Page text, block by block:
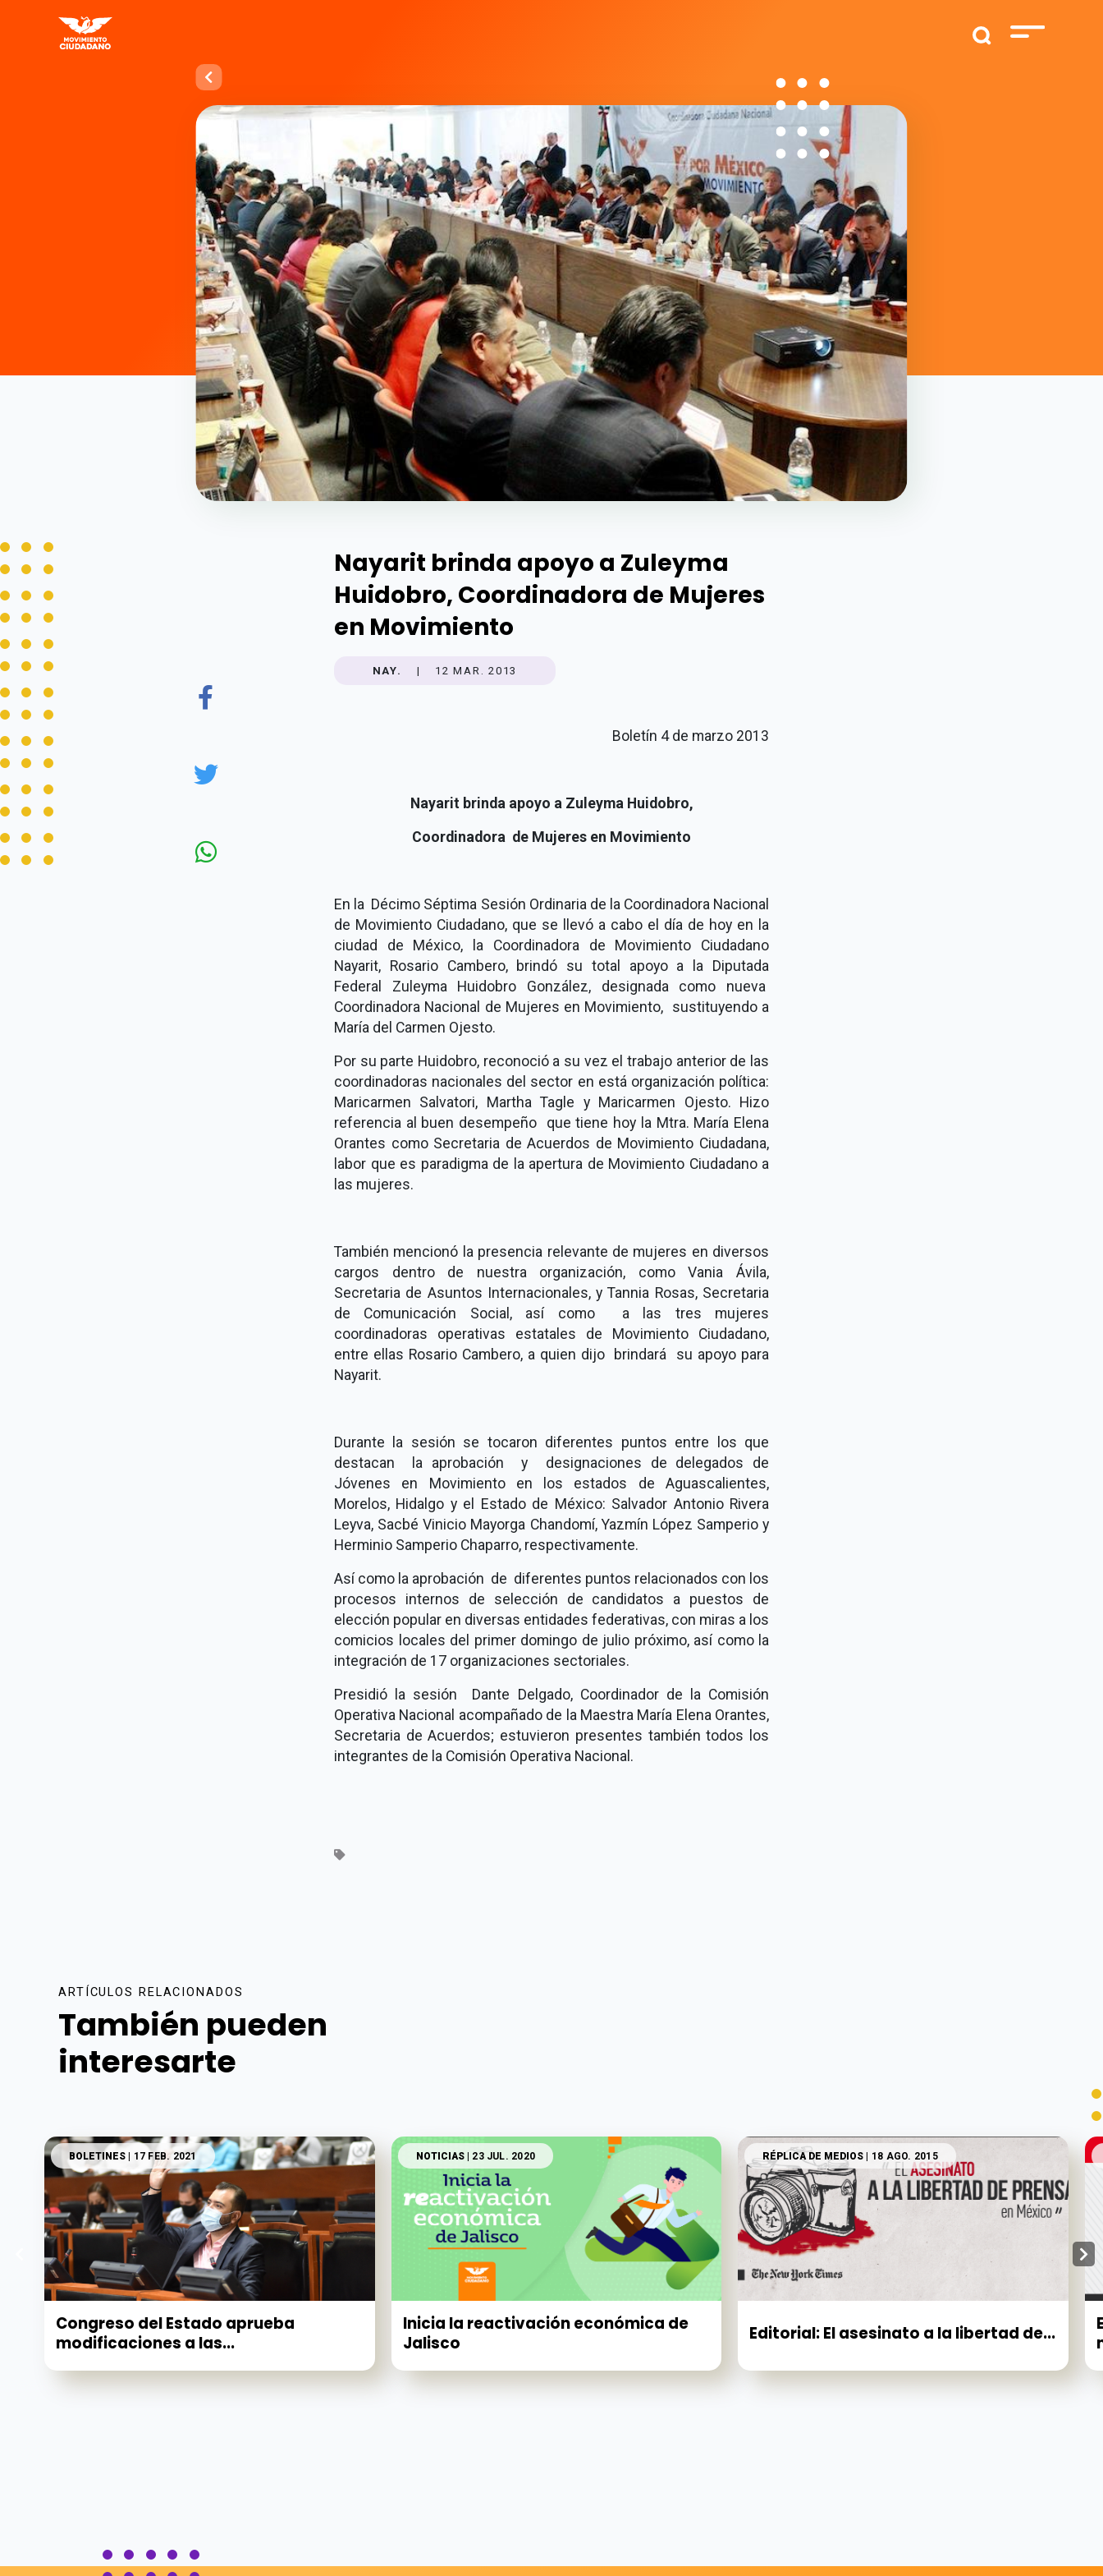
Nayarit brinda apoyo a Zuleyma
Huidobro, Coordinadora de Mujeres
en Movimiento
NAY. | 12 MAR. 2013
Boletín 4 de marzo 2013
Nayarit brinda apoyo a Zuleyma Huidobro,
Coordinadora de Mujeres en Movimiento
En la Décimo Séptima Sesión Ordinaria de la Coordinadora Nacional
de Movimiento Ciudadano, que se llevó a cabo el día de hoy en la
ciudad de México, la Coordinadora de Movimiento Ciudadano
Nayarit, Rosario Cambero, brindó su total apoyo a la Diputada
Federal Zuleyma Huidobro González, designada como nueva
Coordinadora Nacional de Mujeres en Movimiento, sustituyendo a
María del Carmen Ojesto.
Por su parte Huidobro, reconoció a su vez el trabajo anterior de las
coordinadoras nacionales del sector en está organización política:
Maricarmen Salvatori, Martha Tagle y Maricarmen Ojesto. Hizo
referencia al buen desempeño que tiene hoy la Mtra. María Elena
Orantes como Secretaria de Acuerdos de Movimiento Ciudadana,
labor que es paradigma de la apertura de Movimiento Ciudadano a
las mujeres.
También mencionó la presencia relevante de mujeres en diversos
cargos dentro de nuestra organización, como Vania Ávila,
Secretaria de Asuntos Internacionales, y Tannia Rosas, Secretaria
de Comunicación Social, así como a las tres mujeres
coordinadoras operativas estatales de Movimiento Ciudadano,
entre ellas Rosario Cambero, a quien dijo brindará su apoyo para
Nayarit.
Durante la sesión se tocaron diferentes puntos entre los que
destacan la aprobación y designaciones de delegados de
Jóvenes en Movimiento en los estados de Aguascalientes,
Morelos, Hidalgo y el Estado de México: Salvador Antonio Rivera
Leyva, Sacbé Vinicio Mayorga Chandomí, Yazmín López Samperio y
Herminio Samperio Chaparro, respectivamente.
Así como la aprobación de diferentes puntos relacionados con los
procesos internos de selección de candidatos a puestos de
elección popular en diversas entidades federativas, con miras a los
comicios locales del primer domingo de julio próximo, así como la
integración de 17 organizaciones sectoriales.
Presidió la sesión Dante Delgado, Coordinador de la Comisión
Operativa Nacional acompañado de la Maestra María Elena Orantes,
Secretaria de Acuerdos; estuvieron presentes también todos los
integrantes de la Comisión Operativa Nacional.
ARTÍCULOS RELACIONADOS
También pueden
interesarte
BOLETINES | 17 FEB. 2021
Congreso del Estado aprueba
modificaciones a las...
NOTICIAS| 23 JUL. 2020
Inicia la reactivación económica de
Jalisco
RÉPLICA DE MEDIOS | 18 AGO. 2015
Editorial: El asesinato a la libertad de...